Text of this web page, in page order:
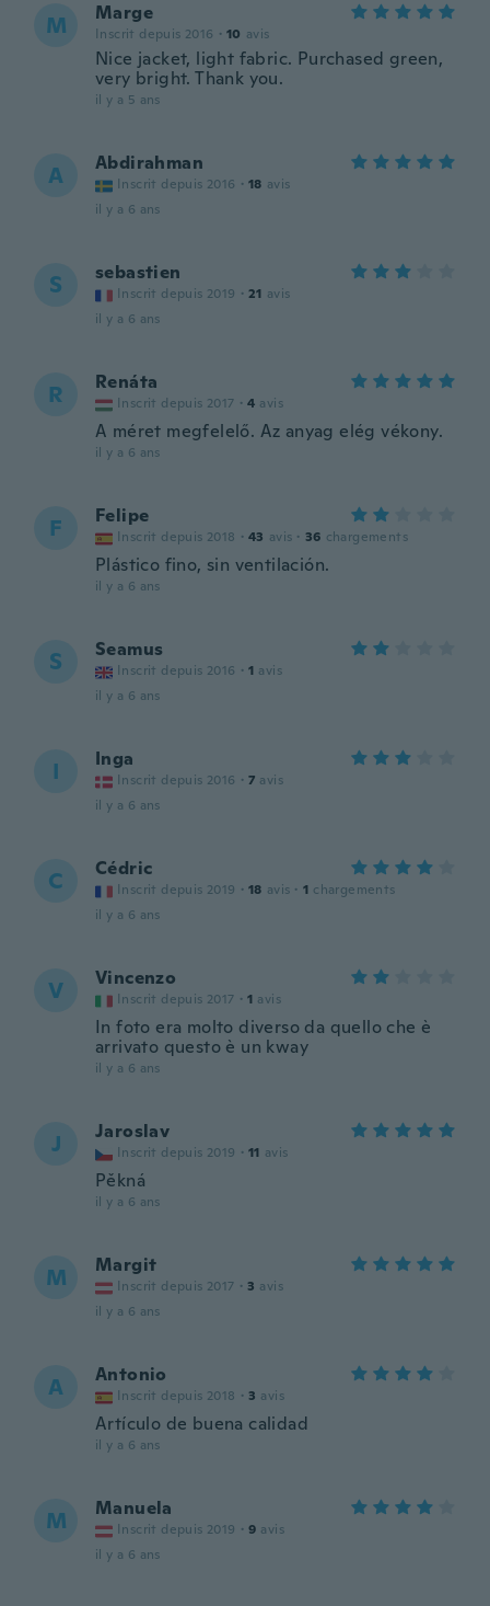
M Marge
Inscrit depuis 2016 · 10 avis
Nice jacket, light fabric. Purchased green,
very bright. Thank you.
il y a 5 ans
A Abdirahman
Inscrit depuis 2016 · 18 avis
il y a 6 ans
S sebastien
Inscrit depuis 2019 · 21 avis
il y a 6 ans
R Renáta
Inscrit depuis 2017 · 4 avis
A méret megfelelő. Az anyag elég vékony.
il y a 6 ans
F Felipe
Inscrit depuis 2018 · 43 avis · 36 chargements
Plástico fino, sin ventilación.
il y a 6 ans
S Seamus
Inscrit depuis 2016 · 1 avis
il y a 6 ans
I Inga
Inscrit depuis 2016 · 7 avis
il y a 6 ans
C Cédric
Inscrit depuis 2019 · 18 avis · 1 chargements
il y a 6 ans
V Vincenzo
Inscrit depuis 2017 · 1 avis
In foto era molto diverso da quello che è
arrivato questo è un kway
il y a 6 ans
J Jaroslav
Inscrit depuis 2019 · 11 avis
Pěkná
il y a 6 ans
M Margit
Inscrit depuis 2017 · 3 avis
il y a 6 ans
A Antonio
Inscrit depuis 2018 · 3 avis
Artículo de buena calidad
il y a 6 ans
M Manuela
Inscrit depuis 2019 · 9 avis
il y a 6 ans